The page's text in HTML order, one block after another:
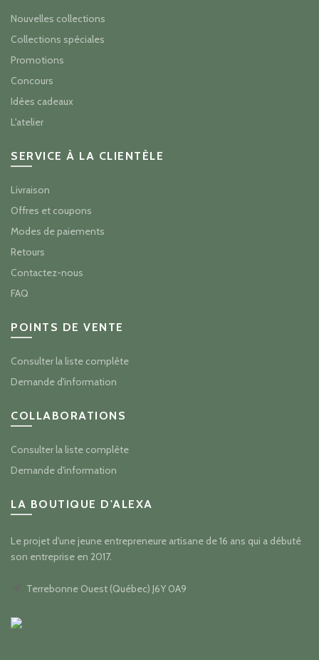
Nouvelles collections
Collections spéciales
Promotions
Concours
Idées cadeaux
L'atelier
SERVICE À LA CLIENTÈLE
Livraison
Offres et coupons
Modes de paiements
Retours
Contactez-nous
FAQ
POINTS DE VENTE
Consulter la liste complète
Demande d'information
COLLABORATIONS
Consulter la liste complète
Demande d'information
LA BOUTIQUE D'ALEXA
Le projet d'une jeune entrepreneure artisane de 16 ans qui a débuté
son entreprise en 2017.
Terrebonne Ouest (Québec) J6Y 0A9